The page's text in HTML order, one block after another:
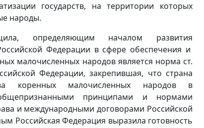
государств, на территории которых
народы.
определяющим началом развития
Федерации в сфере обеспечения и
малочисленных народов является норма ст.
Федерации, закрепившая, что страна
коренных малочисленных народов в
принципами и нормами
и международными договорами Российской
Российская Федерация выразила готовность